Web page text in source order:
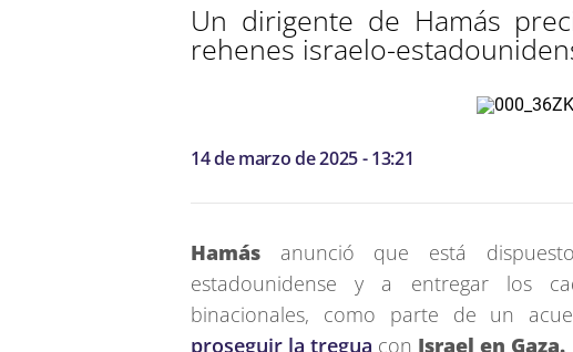
Un dirigente de Hamás
rehenes israelo-
14 de marzo de 2025 - 13:21
Hamás anunció que está
estadounidense y a entregar los
binacionales, como parte de un
proseguir la tregua con Israel en Gaza.